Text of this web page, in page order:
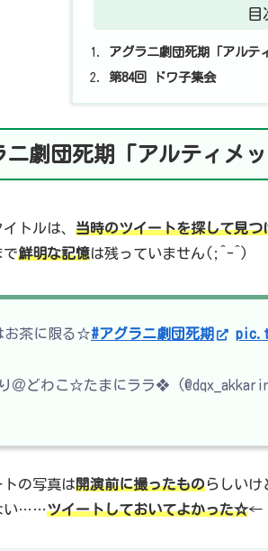
目
アグラニ劇団死期「アルテ
第84回 ドワ子集会
ニ劇団死期「アルティメ
トルは、 当時のツイートを探して見つ
で鮮明な記憶は残っていません(;^-^)
お茶に限る☆#アグラニ劇団死期
＠どわこ☆たまにララ❖
トの写真は開演前に撮ったものらしい
い……ツイートしておいてよかった☆←